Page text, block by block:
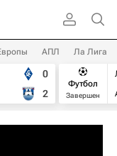
АПЛ Ла Лига
0
2
Футбол
Завершен